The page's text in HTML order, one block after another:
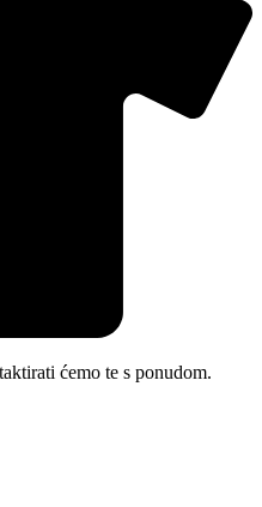
ćemo te s ponudom.